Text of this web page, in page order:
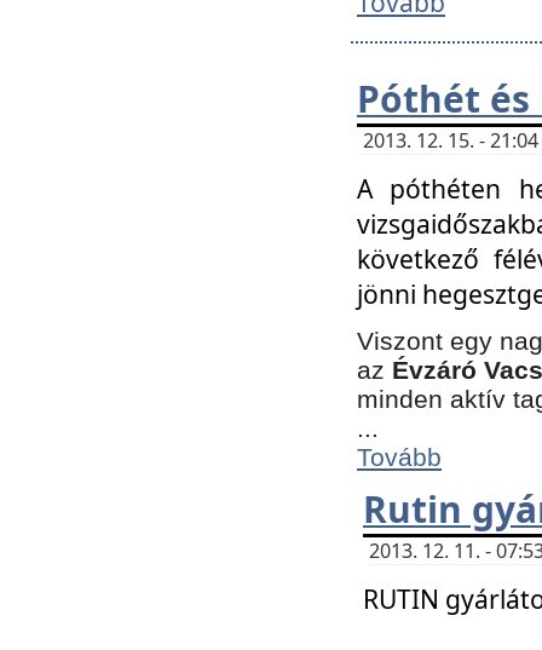
Póthét és
2013. 12. 15. -
A póthéten
következő
jönni
Viszont egy
az Évzáró
minden aktív
...
Tovább
Rutin
2013. 12. 11. -
RUTIN